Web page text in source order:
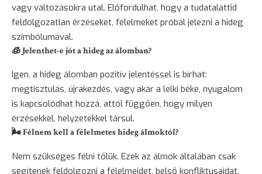
vagy változásokra utal. Előfordulhat, hogy a tudatalattid
feldolgozatlan érzéseket, félelmeket próbál jelezni a hideg
szimbólumával.
🧊 Jelenthet-e jót a hideg az álomban?
Igen, a hideg álomban pozitív jelentéssel is bírhat:
megtisztulás, újrakezdés, vagy akár a lelki béke, nyugalom
is kapcsolódhat hozzá, attól függően, hogy milyen
érzésekkel, helyzetekkel társul.
🌬️ Félnem kell a félelmetes hideg álmoktól?
Nem szükséges félni tőlük. Ezek az álmok általában csak
segítenek feldolgozni a félelmeidet, belső konfliktusaidat.